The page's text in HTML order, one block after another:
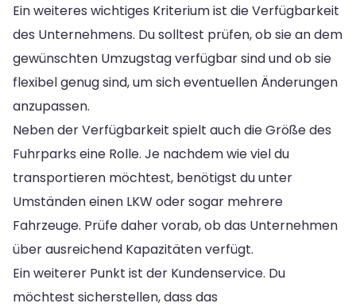
Ein weiteres wichtiges Kriterium ist die Verfügbarkeit
des Unternehmens. Du solltest prüfen, ob sie an dem
gewünschten Umzugstag verfügbar sind und ob sie
flexibel genug sind, um sich eventuellen Änderungen
anzupassen.
Neben der Verfügbarkeit spielt auch die Größe des
Fuhrparks eine Rolle. Je nachdem wie viel du
transportieren möchtest, benötigst du unter
Umständen einen LKW oder sogar mehrere
Fahrzeuge. Prüfe daher vorab, ob das Unternehmen
über ausreichend Kapazitäten verfügt.
Ein weiterer Punkt ist der Kundenservice. Du
möchtest sicherstellen, dass das